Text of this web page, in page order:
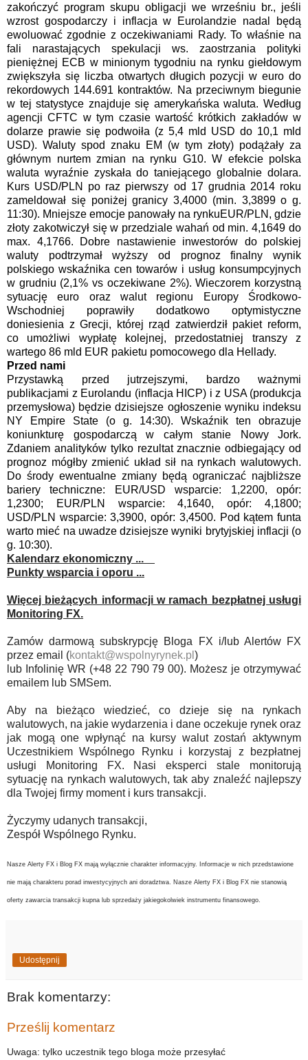
zakończyć program skupu obligacji we wrześniu br., jeśli
wzrost gospodarczy i inflacja w Eurolandzie nadal będą
ewoluować zgodnie z oczekiwaniami Rady. To właśnie na
fali narastających spekulacji ws. zaostrzania polityki
pieniężnej ECB w minionym tygodniu na rynku giełdowym
zwiększyła się liczba otwartych długich pozycji w euro do
rekordowych 144.691 kontraktów. Na przeciwnym biegunie
w tej statystyce znajduje się amerykańska waluta. Według
agencji CFTC w tym czasie wartość krótkich zakładów w
dolarze prawie się podwoiła (z 5,4 mld USD do 10,1 mld
USD). Waluty spod znaku EM (w tym złoty) podążały za
głównym nurtem zmian na rynku G10. W efekcie polska
waluta wyraźnie zyskała do taniejącego globalnie dolara.
Kurs USD/PLN po raz pierwszy od 17 grudnia 2014 roku
zameldował się poniżej granicy 3,4000 (min. 3,3899 o g.
11:30). Mniejsze emocje panowały na rynkuEUR/PLN, gdzie
złoty zakotwiczył się w przedziale wahań od min. 4,1649 do
max. 4,1766. Dobre nastawienie inwestorów do polskiej
waluty podtrzymał wyższy od prognoz finalny wynik
polskiego wskaźnika cen towarów i usług konsumpcyjnych
w grudniu (2,1% vs oczekiwane 2%). Wieczorem korzystną
sytuację euro oraz walut regionu Europy Środkowo-
Wschodniej poprawiły dodatkowo optymistyczne
doniesienia z Grecji, której rząd zatwierdził pakiet reform,
co
umożliwi wypłatę kolejnej, przedostatniej transzy z
wartego 86 mld EUR pakietu pomocowego dla Hellady.
Przed nami
Przystawką przed jutrzejszymi, bardzo ważnymi
publikacjami z Eurolandu (inflacja HICP) i z USA (produkcja
przemysłowa) będzie dzisiejsze ogłoszenie wyniku indeksu
NY Empire State (o g. 14:30). Wskaźnik ten obrazuje
koniunkturę gospodarczą w całym stanie Nowy Jork.
Zdaniem analityków tylko rezultat znacznie odbiegający od
prognoz mógłby zmienić układ sił na rynkach walutowych.
Do środy ewentualne zmiany będą ograniczać najbliższe
bariery techniczne: EUR/USD wsparcie: 1,2200, opór:
1,2300; EUR/PLN wsparcie: 4,1640, opór: 4,1800;
USD/PLN wsparcie: 3,3900, opór: 3,4500. Pod kątem funta
warto mieć na uwadze dzisiejsze wyniki brytyjskiej inflacji (o
g. 10:30).
Kalendarz ekonomiczny ...
Punkty wsparcia i oporu ...
Więcej bieżących informacji w ramach bezpłatnej usługi
Monitoring FX.
Zamów darmową subskrypcję Bloga FX i/lub Alertów FX
przez email (kontakt@wspolnyrynek.pl )
lub Infolinię WR (+48 22 790 79 00). Możesz je otrzymywać
emailem lub SMSem.
Aby na bieżąco wiedzieć, co dzieje się na rynkach
walutowych, na jakie wydarzenia i dane oczekuje rynek oraz
jak mogą one wpłynąć na kursy walut zostań aktywnym
Uczestnikiem Wspólnego Rynku i korzystaj z bezpłatnej
usługi Monitoring FX. Nasi eksperci stale monitorują
sytuację na rynkach walutowych, tak aby znaleźć najlepszy
dla Twojej firmy moment i kurs transakcji.
Życzymy udanych transakcji,
Zespół Wspólnego Rynku.
Nasze Alerty FX i Blog FX mają wyłącznie charakter informacyjny. Informacje w nich przedstawione
nie mają charakteru porad inwestycyjnych ani doradztwa. Nasze Alerty FX i Blog FX nie stanowią
oferty zawarcia transakcji kupna lub sprzedaży jakiegokolwiek instrumentu finansowego.
Udostępnij
Brak komentarzy:
Prześlij komentarz
Uwaga: tylko uczestnik tego bloga może przesyłać